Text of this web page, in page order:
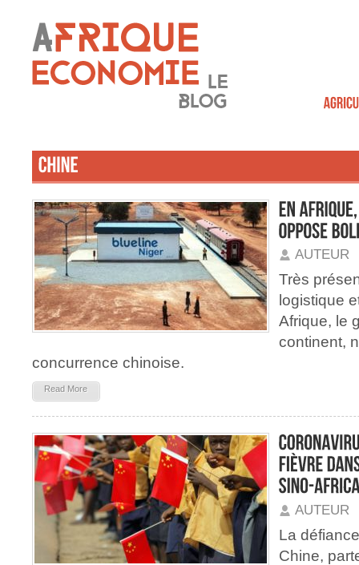
AUTEUR
Très
logistique
Afrique, le
continent,
concurrence chinoise.
Read More
AUTEUR
La
Chine,